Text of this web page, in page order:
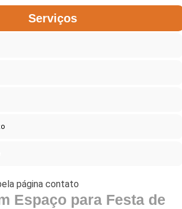
Serviços
Espaço para Festa de